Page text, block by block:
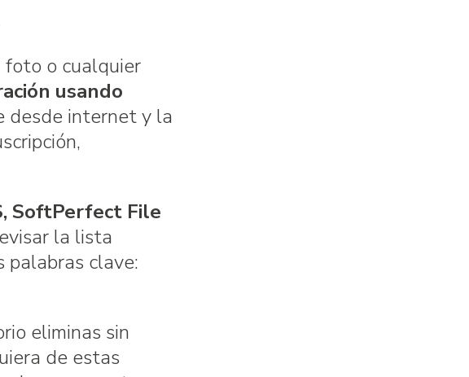
foto o cualquier
usando
desde internet y la
SoftPerfect File
la lista
palabras clave:
eliminas sin
de estas